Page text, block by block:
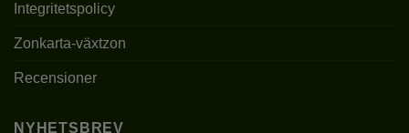
PLANTERINGSAVSTÅND
BESKÄRNING
Integritetspolicy
Zonkarta-växtzon
Recensioner
NYHETSBREV